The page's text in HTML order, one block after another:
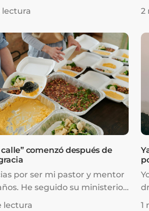
después de escuchar los
medio de la cruz, trae
mi salud, me di cuenta de
no era mi relación con mi
la comida; era mi relación con
estaba bien.
lectura 2
comenzó después de
por ser mi pastor y mentor
He seguido su ministerio
durante algunos años y he
lectura 1